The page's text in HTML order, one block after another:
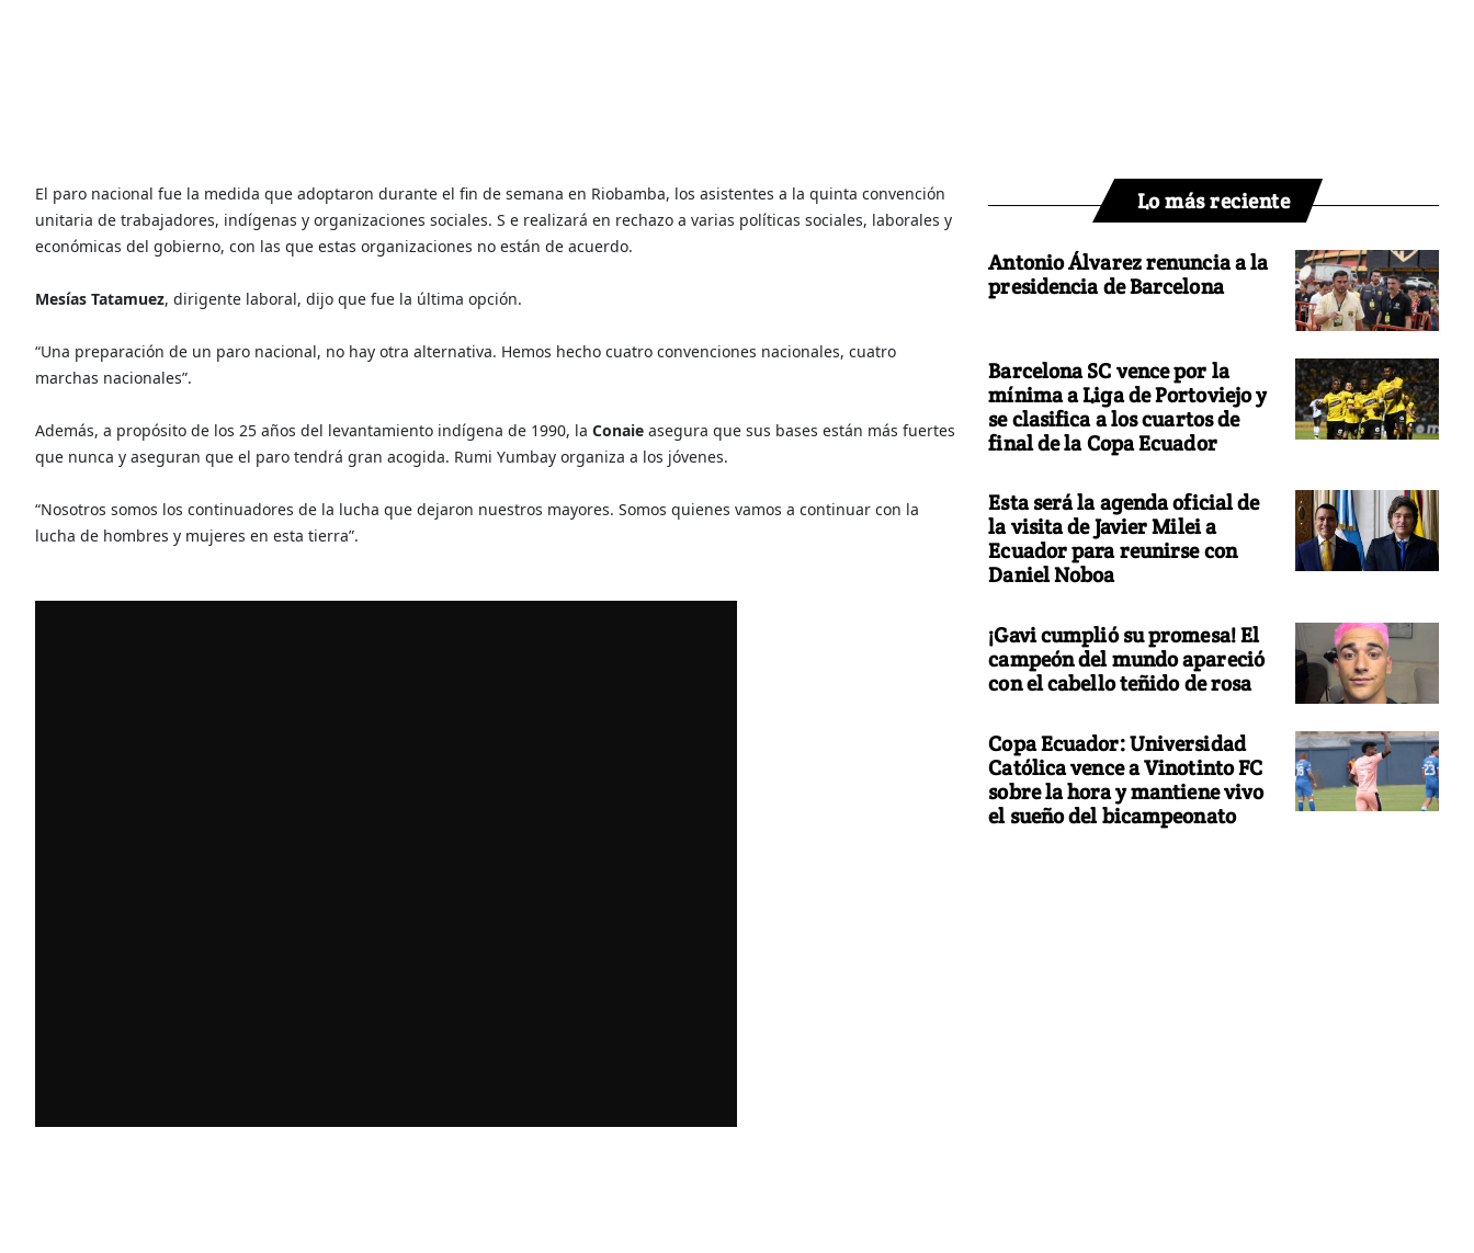
El paro nacional fue la medida que adoptaron durante el fin de semana en Riobamba, los asistentes a la quinta convención
unitaria de trabajadores, indígenas y organizaciones sociales. S e realizará en rechazo a varias políticas sociales, laborales y
económicas del gobierno, con las que estas organizaciones no están de acuerdo.
Mesías Tatamuez, dirigente laboral, dijo que fue la última opción.
“Una preparación de un paro nacional, no hay otra alternativa. Hemos hecho cuatro convenciones nacionales, cuatro
marchas nacionales”.
Además, a propósito de los 25 años del levantamiento indígena de 1990, la Conaie asegura que sus bases están más fuertes
que nunca y aseguran que el paro tendrá gran acogida. Rumi Yumbay organiza a los jóvenes.
“Nosotros somos los continuadores de la lucha que dejaron nuestros mayores. Somos quienes vamos a continuar con la
lucha de hombres y mujeres en esta tierra”.
Lo más reciente
Antonio Álvarez renuncia a la
presidencia de Barcelona
Barcelona SC vence por la
mínima a Liga de Portoviejo y
se clasifica a los cuartos de
final de la Copa Ecuador
Esta será la agenda oficial de
la visita de Javier Milei a
Ecuador para reunirse con
Daniel Noboa
¡Gavi cumplió su promesa! El
campeón del mundo apareció
con el cabello teñido de rosa
Copa Ecuador: Universidad
Católica vence a Vinotinto FC
sobre la hora y mantiene vivo
el sueño del bicampeonato